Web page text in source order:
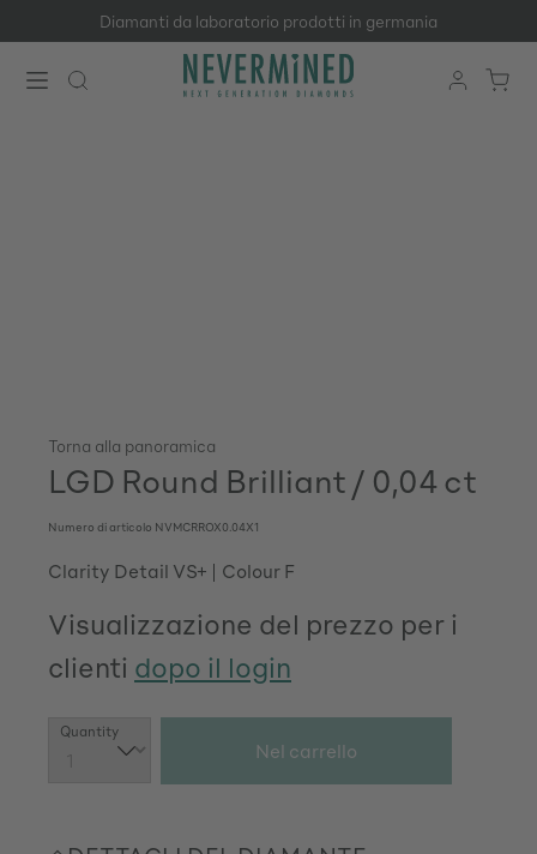
Passa al contenuto principale
Diamanti da laboratorio prodotti in germania
Torna alla panoramica
LGD Round Brilliant / 0,04 ct
Numero di articolo NVMCRROX0.04X1
Clarity Detail VS+ Colour F
Visualizzazione del prezzo per i
clienti dopo il login
Quantità del prodotto: inserisci la
Quantity
Nel carrello